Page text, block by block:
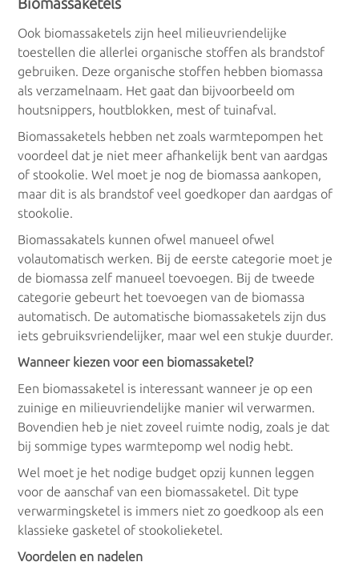
Ook biomassaketels zijn heel milieuvriendelijke
toestellen die allerlei organische stoffen als brandstof
gebruiken. Deze organische stoffen hebben biomassa
als verzamelnaam. Het gaat dan bijvoorbeeld om
houtsnippers, houtblokken, mest of tuinafval.
Biomassaketels hebben net zoals warmtepompen het
voordeel dat je niet meer afhankelijk bent van aardgas
of stookolie. Wel moet je nog de biomassa aankopen,
maar dit is als brandstof veel goedkoper dan aardgas of
stookolie.
Biomassakatels kunnen ofwel manueel ofwel
volautomatisch werken. Bij de eerste categorie moet je
de biomassa zelf manueel toevoegen. Bij de tweede
categorie gebeurt het toevoegen van de biomassa
automatisch. De automatische biomassaketels zijn dus
iets gebruiksvriendelijker, maar wel een stukje duurder.
Wanneer kiezen voor een biomassaketel?
Een biomassaketel is interessant wanneer je op een
zuinige en milieuvriendelijke manier wil verwarmen.
Bovendien heb je niet zoveel ruimte nodig, zoals je dat
bij sommige types warmtepomp wel nodig hebt.
Wel moet je het nodige budget opzij kunnen leggen
voor de aanschaf van een biomassaketel. Dit type
verwarmingsketel is immers niet zo goedkoop als een
klassieke gasketel of stookolieketel.
Voordelen en nadelen